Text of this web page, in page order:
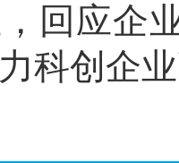
回应企
科创企